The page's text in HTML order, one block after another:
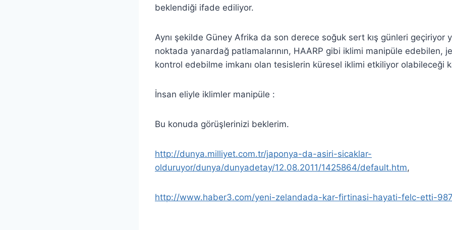
beklendiği ifade ediliyor.
Aynı şekilde Güney Afrika da son derece soğuk sert kış günleri geçiriyor
noktada yanardağ patlamalarının, HAARP gibi iklimi manipüle edebilen,
kontrol edebilme imkanı olan tesislerin küresel iklimi etkiliyor olabileceği
İnsan eliyle iklimler manipüle :
Bu konuda görüşlerinizi beklerim.
http://dunya.milliyet.com.tr/japonya-da-asiri-sicaklar-
olduruyor/dunya/dunyadetay/12.08.2011/1425864/default.htm,
http://www.haber3.com/yeni-zelandada-kar-firtinasi-hayati-felc-etti-